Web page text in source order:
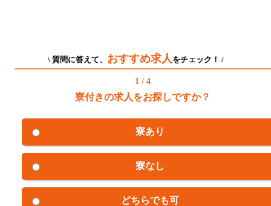
\ 質問に答えて、 おすすめ求人 をチェック！ /
1 / 4
寮付きの求人をお探しですか？
寮あり
寮なし
どちらでも可